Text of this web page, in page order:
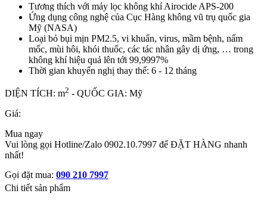
Tương thích với máy lọc không khí Airocide APS-200
Ứng dụng công nghệ của Cục Hàng không vũ trụ quốc gia
Mỹ (NASA)
Loại bỏ bụi mịn PM2.5, vi khuẩn, virus, mầm bệnh, nấm
mốc, mùi hôi, khói thuốc, các tác nhân gây dị ứng, … trong
không khí hiệu quả lên tới 99,9997%
Thời gian khuyến nghị thay thế: 6 - 12 tháng
DIỆN TÍCH: m2 - QUỐC GIA: Mỹ
Giá:
Mua ngay
Vui lòng gọi Hotline/Zalo 0902.10.7997 để ĐẶT HÀNG nhanh
nhất!
Gọi đặt mua: 090 210 7997
Chi tiết sản phẩm